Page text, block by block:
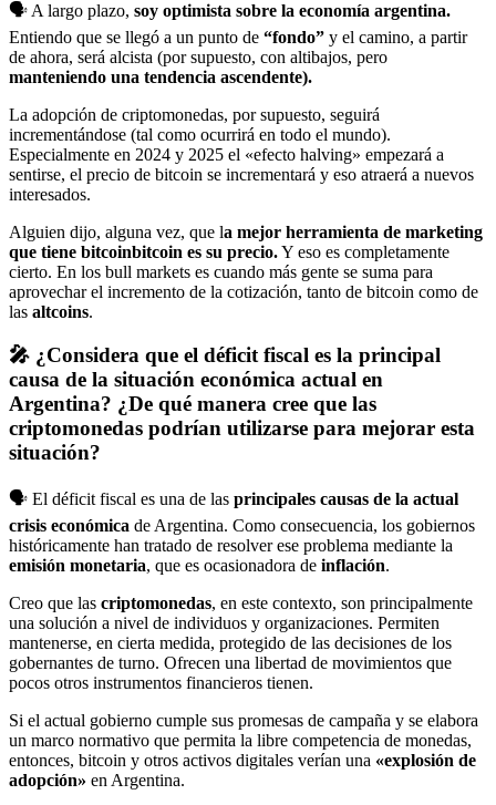
🗣️ A largo plazo, soy optimista sobre la economía argentina.
Entiendo que se llegó a un punto de “fondo” y el camino, a partir
de ahora, será alcista (por supuesto, con altibajos, pero
manteniendo una tendencia ascendente).
La adopción de criptomonedas, por supuesto, seguirá
incrementándose (tal como ocurrirá en todo el mundo).
Especialmente en 2024 y 2025 el «efecto halving» empezará a
sentirse, el precio de bitcoin se incrementará y eso atraerá a nuevos
interesados.
Alguien dijo, alguna vez, que la mejor herramienta de marketing
que tiene bitcoinbitcoin es su precio.Y eso es completamente
cierto. En los bull markets es cuando más gente se suma para
aprovechar el incremento de la cotización, tanto de bitcoin como de
las altcoins.
🎤 ¿Considera que el déficit fiscal es la principal
causa de la situación económica actual en
Argentina? ¿De qué manera cree que las
criptomonedas podrían utilizarse para mejorar esta
situación?
🗣️ El déficit fiscal es una de las principales causas de la actual
crisis económica de Argentina. Como consecuencia, los gobiernos
históricamente han tratado de resolver ese problema mediante la
emisión monetaria, que es ocasionadora de inflación.
Creo que las criptomonedas, en este contexto, son principalmente
una solución a nivel de individuos y organizaciones. Permiten
mantenerse, en cierta medida, protegido de las decisiones de los
gobernantes de turno. Ofrecen una libertad de movimientos que
pocos otros instrumentos financieros tienen.
Si el actual gobierno cumple sus promesas de campaña y se elabora
un marco normativo que permita la libre competencia de monedas,
entonces, bitcoin y otros activos digitales verían una «explosión de
adopción» en Argentina.